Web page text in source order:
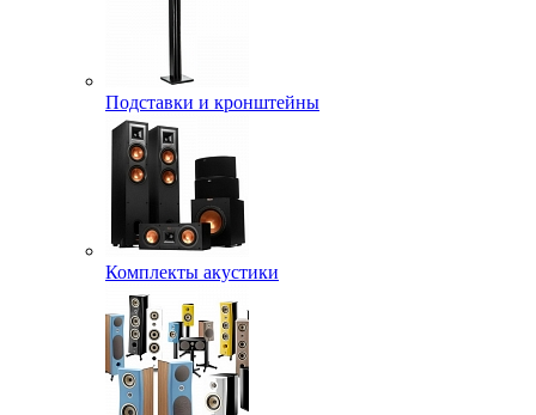
Подставки и кронштейны
Комплекты акустики